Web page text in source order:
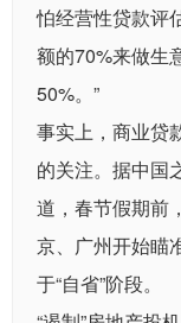
怕经营性贷款评
额的70%来做生
50%。”
事实上，商业贷
的关注。据中国
道，春节假期前
京、广州开始瞄
于“自省”阶段。